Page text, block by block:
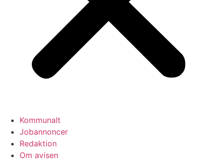
Kommunalt
Jobannoncer
Redaktion
Om avisen